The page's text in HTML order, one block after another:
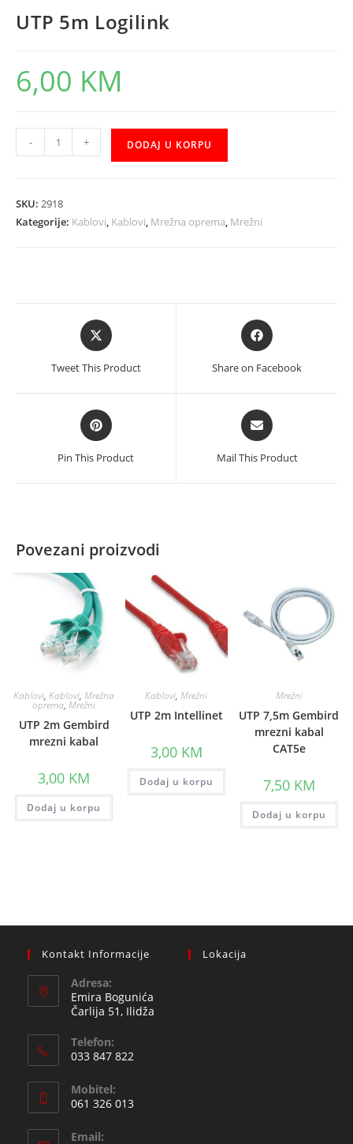
UTP 5m Logilink
6,00 KM
5m
- + DODAJ U KORPU
SKU: 2918
Kategorije: Kablovi, Kablovi, Mrežna oprema, Mrežni
Opens
in
new
Tweet This Product
Opens
in
new
Share on Facebook
Opens
in
a
new
Pin This Product
Opens
in
a
new
Mail This Product
Povezani proizvodi
Kablovi,Kablovi,Mrežna
oprema,Mrežni
UTP 2m Gembird
mrezni kabal
3,00 KM
Dodaj u korpu
Kablovi,Mrežni
UTP 2m Intellinet
3,00 KM
Dodaj u korpu
Mrežni
UTP 7,5m Gembird
mrezni kabal
CAT5e
7,50 KM
Dodaj u korpu
Kontakt Informacije
Adresa:
Emira Bogunića
Čarlija 51, Ilidža
Telefon:
033 847 822
in
your
application
Mobitel:
061 326 013
in
Email:
Lokacija